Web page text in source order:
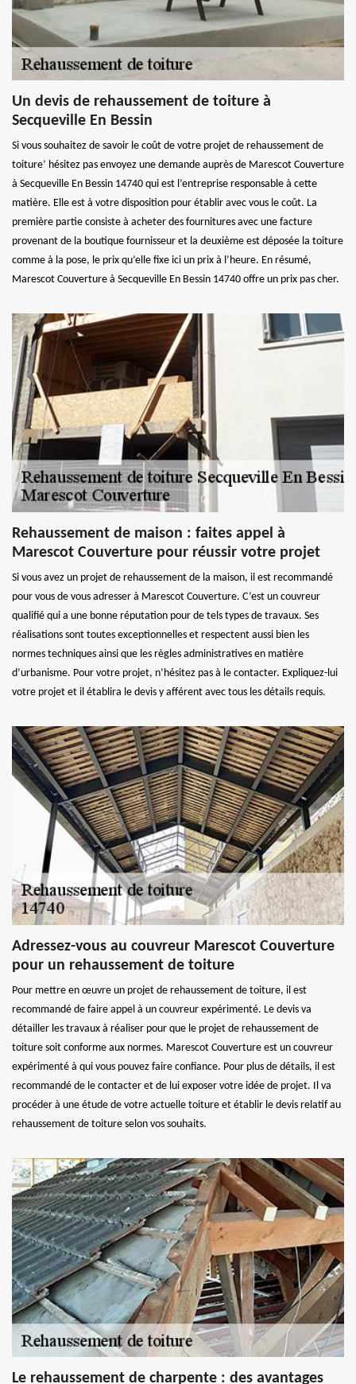
Un devis de rehaussement de toiture à
Secqueville En Bessin
Si vous souhaitez de savoir le coût de votre projet de rehaussement de
toiture’ hésitez pas envoyez une demande auprès de Marescot Couverture
à Secqueville En Bessin 14740 qui est l’entreprise responsable à cette
matière. Elle est à votre disposition pour établir avec vous le coût. La
première partie consiste à acheter des fournitures avec une facture
provenant de la boutique fournisseur et la deuxième est déposée la toiture
comme à la pose, le prix qu’elle fixe ici un prix à l’heure. En résumé,
Marescot Couverture à Secqueville En Bessin 14740 offre un prix pas cher.
Rehaussement de maison : faites appel à
Marescot Couverture pour réussir votre projet
Si vous avez un projet de rehaussement de la maison, il est recommandé
pour vous de vous adresser à Marescot Couverture. C’est un couvreur
qualifié qui a une bonne réputation pour de tels types de travaux. Ses
réalisations sont toutes exceptionnelles et respectent aussi bien les
normes techniques ainsi que les règles administratives en matière
d’urbanisme. Pour votre projet, n’hésitez pas à le contacter. Expliquez-lui
votre projet et il établira le devis y afférent avec tous les détails requis.
Adressez-vous au couvreur Marescot Couverture
pour un rehaussement de toiture
Pour mettre en œuvre un projet de rehaussement de toiture, il est
recommandé de faire appel à un couvreur expérimenté. Le devis va
détailler les travaux à réaliser pour que le projet de rehaussement de
toiture soit conforme aux normes. Marescot Couverture est un couvreur
expérimenté à qui vous pouvez faire confiance. Pour plus de détails, il est
recommandé de le contacter et de lui exposer votre idée de projet. Il va
procéder à une étude de votre actuelle toiture et établir le devis relatif au
rehaussement de toiture selon vos souhaits.
Le rehaussement de charpente : des avantages